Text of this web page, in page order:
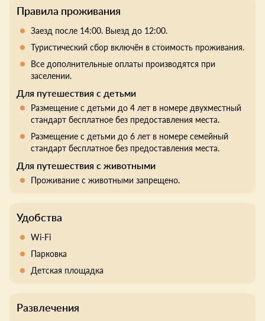
Правила проживания
Заезд после 14:00. Выезд до 12:00.
Туристический сбор включён в стоимость проживания.
Все дополнительные оплаты производятся при
заселении.
Для путешествия с детьми
Размещение с детьми до 4 лет в номере двухместный
стандарт бесплатное без предоставления места.
Размещение с детьми до 6 лет в номере семейный
стандарт бесплатное без предоставления места.
Для путешествия с животными
Проживание с животными запрещено.
Удобства
Wi-Fi
Парковка
Детская площадка
Развлечения